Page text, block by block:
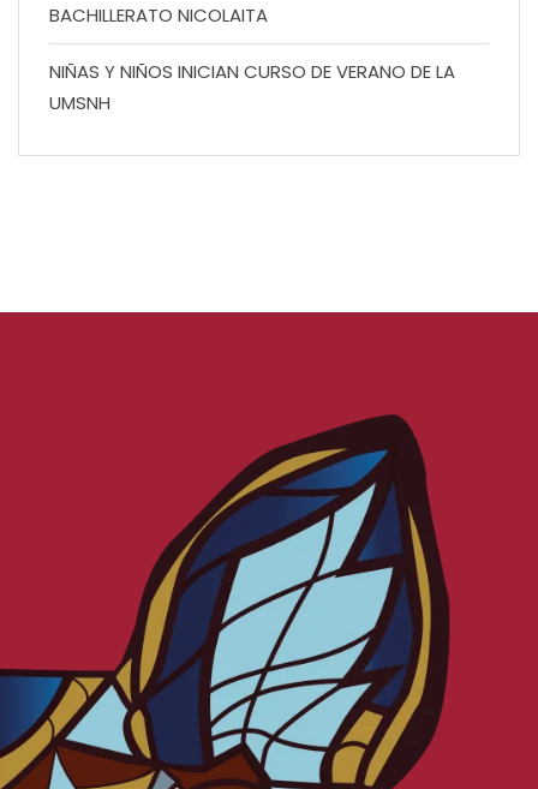
BACHILLERATO NICOLAITA
NIÑAS Y NIÑOS INICIAN CURSO DE VERANO DE LA
UMSNH